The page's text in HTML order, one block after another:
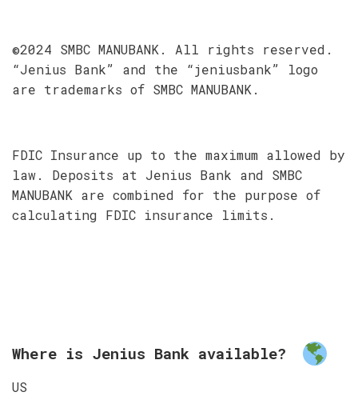
©2024 SMBC MANUBANK. All rights reserved.
“Jenius Bank” and the “jeniusbank” logo
are trademarks of SMBC MANUBANK.
FDIC Insurance up to the maximum allowed by
law. Deposits at Jenius Bank and SMBC
MANUBANK are combined for the purpose of
calculating FDIC insurance limits.
Where is Jenius Bank available?
US